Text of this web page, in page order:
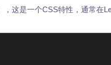
这是一个CSS特性，通常在